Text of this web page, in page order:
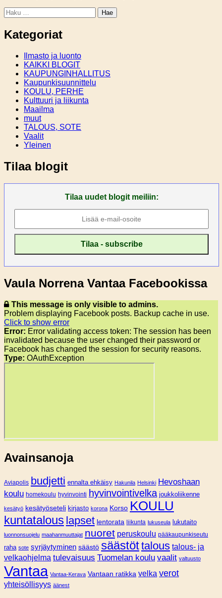
Haku:
Kategoriat
Ilmasto ja luonto
KAIKKI BLOGIT
KAUPUNGINHALLITUS
Kaupunkisuunnittelu
KOULU, PERHE
Kulttuuri ja liikunta
Maailma
muut
TALOUS, SOTE
Vaalit
Yleinen
Tilaa blogit
Tilaa uudet blogit meiliin:
Vaula Norrena Vantaa Facebookissa
This message is only visible to admins.
Problem displaying Facebook posts. Backup cache in use.
Click to show error
Error: Error validating access token: The session has been
invalidated because the user changed their password or
Facebook has changed the session for security reasons.
Type: OAuthException
Avainsanoja
Aviapolis budjetti ennalta ehkäisy Hakunila Helsinki Hevoshaan
koulu homekoulu hyvinvointi hyvinvointivelka joukkoliikenne
kesätyö kesätyöseteli kirjasto korona Korso KOULU
kuntatalous lapset lentorata liikunta lukuseula lukutaito
luonnonsuojelu maahanmuuttajat nuoret peruskoulu pääkaupunkiseutu
raha sote syrjäytyminen säästö säästöttalous talous- ja
velkaohjelma tulevaisuus Tuomelan koulu vaalit valtuusto
Vantaa Vantaa-Kerava Vantaan ratikka velka verot
yhteisöllisyys äänest